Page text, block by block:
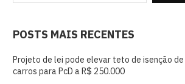
POSTS MAIS RECENTES
Projeto de lei pode elevar teto de isenção
carros para PcD a R$ 250.000